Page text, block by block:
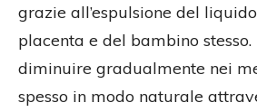
grazie all’espulsione del
placenta e del bambino
diminuire gradualmente nei
spesso in modo naturale